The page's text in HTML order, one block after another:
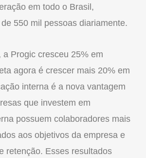
em todo o Brasil,
550 mil pessoas diariamente.
a Progic cresceu 25% em
agora é crescer mais 20% em
interna é a nova vantagem
que investem em
possuem colaboradores mais
aos objetivos da empresa e
retenção. Esses resultados